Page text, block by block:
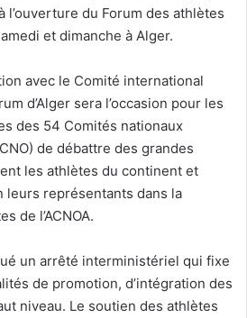
l’ouverture du Forum des athlètes
et dimanche à Alger.
avec le Comité international
d’Alger sera l’occasion pour les
des 54 Comités nationaux
de débattre des grandes
les athlètes du continent et
leurs représentants dans la
de l’ACNOA.
un arrêté interministériel qui fixe
de promotion, d’intégration des
niveau. Le soutien des athlètes